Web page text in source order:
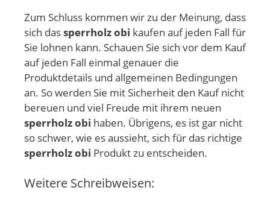
Zum Schluss kommen wir zu der Meinung, dass
sich dassperrholz obi kaufen auf jeden Fall für
Sie lohnen kann. Schauen Sie sich vor dem Kauf
auf jeden Fall einmal genauer die
Produktdetails und allgemeinen Bedingungen
an. So werden Sie mit Sicherheit den Kauf nicht
bereuen und viel Freude mit ihrem neuen
sperrholz obi haben. Übrigens, es ist gar nicht
so schwer, wie es aussieht, sich für das richtige
sperrholz obi Produkt zu entscheiden.
Weitere Schreibweisen: